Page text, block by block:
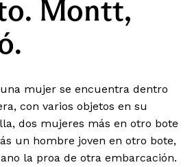
Montt,
mujer se encuentra dentro
con varios objetos en su
dos mujeres más en otro bote
un hombre joven en otro bote,
la proa de otra embarcación.